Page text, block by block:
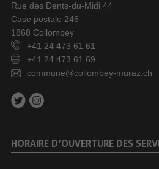
Rue des Dents-du-Midi 44
Case postale 246
1868 Collombey
+41 24 473 61 61
+41 24 473 61 69
commune@collombey-muraz.ch
HORAIRE D’OUVERTURE DES